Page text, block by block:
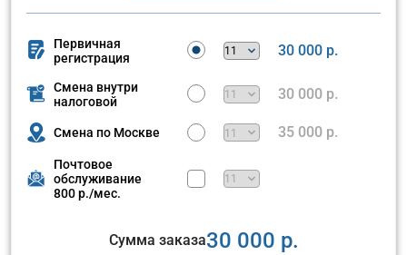
Первичная
регистрация
30 000 р.
Смена внутри
налоговой
30 000 р.
Смена по Москве 35 000 р.
Почтовое
обслуживание
800 р./мес.
Сумма заказа30 000 р.